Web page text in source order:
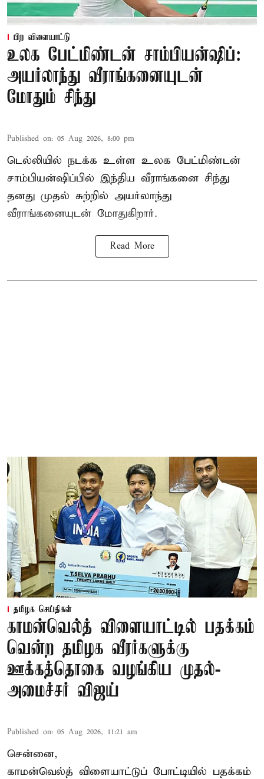
பிற விளையாட்டு
உலக பேட்மிண்டன் சாம்பியன்ஷிப்:
அயர்லாந்து வீராங்கனையுடன்
மோதும் சிந்து
Published on: 05 Aug 2026, 8:00 pm
டெல்லியில் நடக்க உள்ள உலக பேட்மிண்டன்
சாம்பியன்ஷிப்பில் இந்திய வீராங்கனை சிந்து
தனது முதல் சுற்றில் அயர்லாந்து
வீராங்கனையுடன் மோதுகிறார்.
Read More
தமிழக செய்திகள்
காமன்வெல்த் விளையாட்டில் பதக்கம்
வென்ற தமிழக வீரர்களுக்கு
ஊக்கத்தொகை வழங்கிய முதல்-
அமைச்சர் விஜய்
Published on: 05 Aug 2026, 11:21 am
சென்னை,
காமன்வெல்த் விளையாட்டுப் போட்டியில் பதக்கம்